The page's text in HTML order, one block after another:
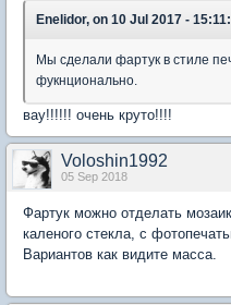
Enelidor, on 10 Jul 2017 - 15:11:
Мы сделали фартук в стиле
фукнционально.
вау!!!!!! очень круто!!!!
Voloshin1992
05 Sep 2018
Фартук можно отделать
каленого стекла, с
Вариантов как видите масса.